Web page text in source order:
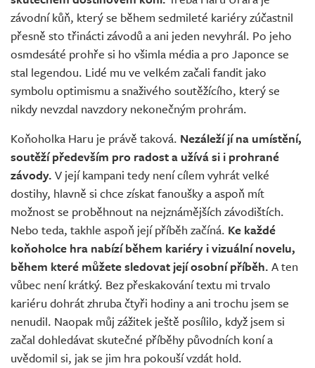
závodní kůň, který se během sedmileté kariéry zúčastnil
přesně sto třinácti závodů a ani jeden nevyhrál. Po jeho
osmdesáté prohře si ho všimla média a pro Japonce se
stal legendou. Lidé mu ve velkém začali fandit jako
symbolu optimismu a snaživého soutěžícího, který se
nikdy nevzdal navzdory nekonečným prohrám.
Koňoholka Haru je právě taková. Nezáleží jí na umístění,
soutěží především pro radost a užívá si i prohrané
závody. V její kampani tedy není cílem vyhrát velké
dostihy, hlavně si chce získat fanoušky a aspoň mít
možnost se proběhnout na nejznámějších závodištích.
Nebo teda, takhle aspoň její příběh začíná. Ke každé
koňoholce hra nabízí během kariéry i vizuální novelu,
během které můžete sledovat její osobní příběh. A ten
vůbec není krátký. Bez přeskakování textu mi trvalo
kariéru dohrát zhruba čtyři hodiny a ani trochu jsem se
nenudil. Naopak můj zážitek ještě posílilo, když jsem si
začal dohledávat skutečné příběhy původních koní a
uvědomil si, jak se jim hra pokouší vzdát hold.